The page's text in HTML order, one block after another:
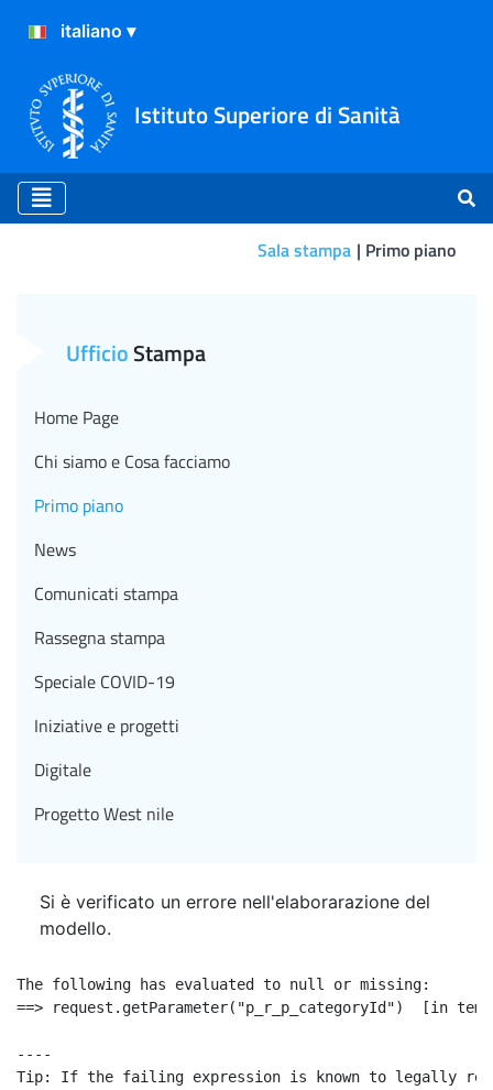
Istituto Superiore di Sanità
Sala stampa Primo piano
Si è verificato un errore nell'elaborarazione del
modello.
The following has evaluated to null or missing:
==> request.getParameter("p_r_p_categoryId")  [in
----
Tip: If the failing expression is known to legally refer
UfficioStampa
Home Page
Chi siamo e Cosa facciamo
Primo piano
News
Comunicati stampa
Rassegna stampa
Speciale COVID-19
Iniziative e progetti
Digitale
Progetto West nile